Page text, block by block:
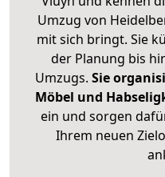
Umzug von
mit sich bringt. Sie
der Planung bis
Umzugs. Sie
Möbel und
ein und sorgen
Ihrem neuen